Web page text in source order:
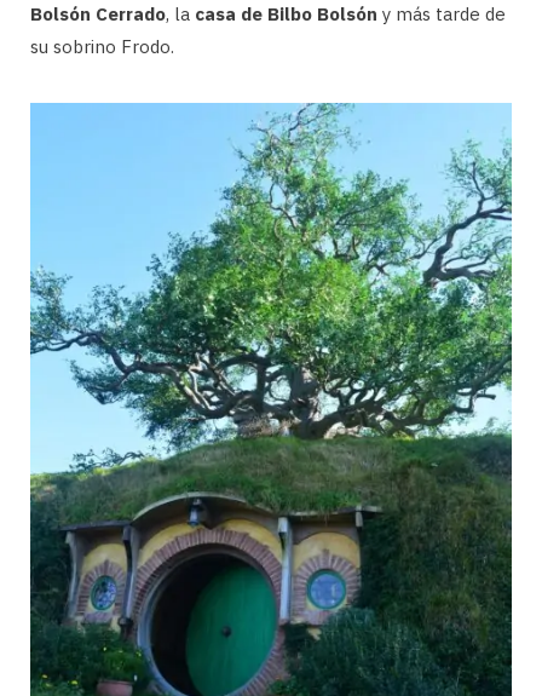
Bolsón Cerrado, la casa de Bilbo Bolsón y más tarde de
su sobrino Frodo.